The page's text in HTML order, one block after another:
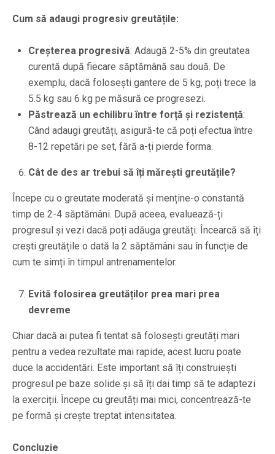
Cum să adaugi progresiv greutățile:
Creșterea progresivă: Adaugă 2-5% din greutatea
curentă după fiecare săptămână sau două. De
exemplu, dacă folosești gantere de 5 kg, poți trece la
5.5 kg sau 6 kg pe măsură ce progresezi.
Păstrează un echilibru între forță și rezistență:
Când adaugi greutăți, asigură-te că poți efectua între
8-12 repetări pe set, fără a-ți pierde forma.
Cât de des ar trebui să îți mărești greutățile?
Începe cu o greutate moderată și menține-o constantă
timp de 2-4 săptămâni. După aceea, evaluează-ți
progresul și vezi dacă poți adăuga greutăți. Încearcă să îți
crești greutățile o dată la 2 săptămâni sau în funcție de
cum te simți în timpul antrenamentelor.
Evită folosirea greutăților prea mari prea
devreme
Chiar dacă ai putea fi tentat să folosești greutăți mari
pentru a vedea rezultate mai rapide, acest lucru poate
duce la accidentări. Este important să îți construiești
progresul pe baze solide și să îți dai timp să te adaptezi
la exerciții. Începe cu greutăți mai mici, concentrează-te
pe formă și crește treptat intensitatea.
Concluzie